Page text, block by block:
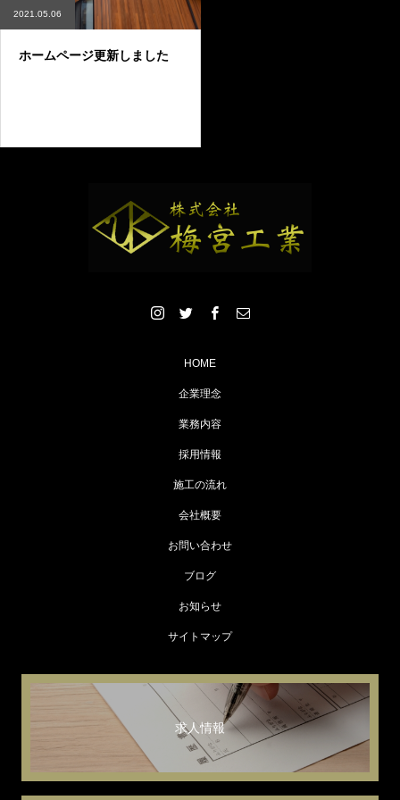
2021.05.06
ホームページ更新しました
HOME
企業理念
業務内容
採用情報
施工の流れ
会社概要
お問い合わせ
ブログ
お知らせ
サイトマップ
求人情報